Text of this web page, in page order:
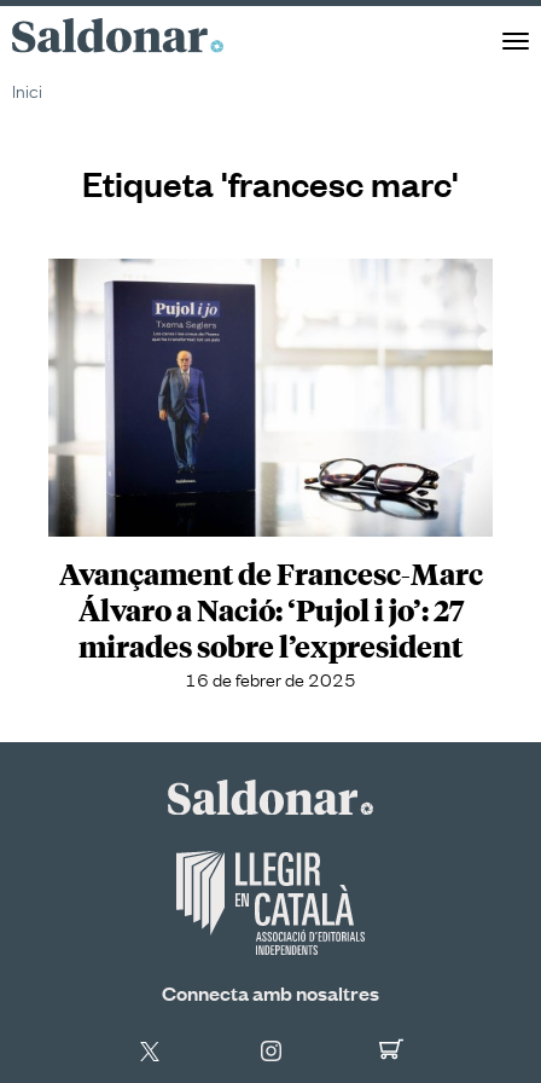
Saldonar
Inici
Etiqueta 'francesc marc'
Avançament de Francesc-Marc
Álvaro a Nació: ‘Pujol i jo’: 27
mirades sobre l’expresident
16 de febrer de 2025
Connecta amb nosaltres